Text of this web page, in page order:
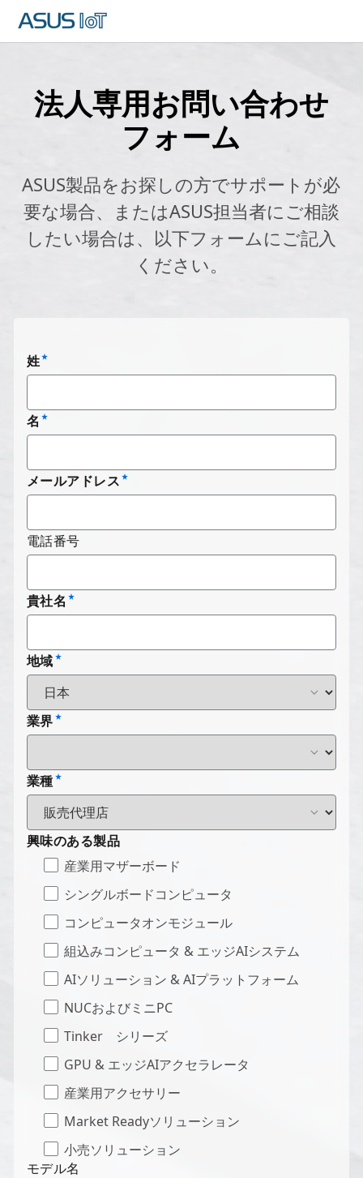
法人専用お問い合わせ
フォーム
ASUS製品をお探しの方でサポートが必
要な場合、またはASUS担当者にご相談
したい場合は、以下フォームにご記入
ください。
姓
名
メールアドレス
電話番号
貴社名
地域
業界
業種
興味のある製品
産業用マザーボード
シングルボードコンピュータ
コンピュータオンモジュール
組込みコンピュータ & エッジAIシステム
AIソリューション & AIプラットフォーム
NUCおよびミニPC
Tinker シリーズ
GPU & エッジAIアクセラレータ
産業用アクセサリー
Market Readyソリューション
小売ソリューション
モデル名